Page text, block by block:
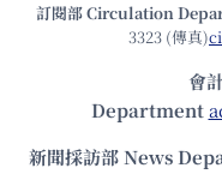
訂閱部 Circulation
3323 (傳真)
會
Department
新聞採訪部 News